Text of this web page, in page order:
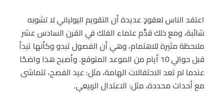
اعتقد الناس لعقودٍ عديدة أن التقويم اليولياني لا تشوبه
شائبة، ومع ذلك قدَّم علماء الفلك في القرن السادس عشر
ملاحظة مثيرة للاهتمام، وهي أن الفصول تبدو وكأنها تبدأ
قبل حوالي 10 أيام من الموعد المتوقع. وأصبح هذا واضحًا
عندما لم تعد الاحتفالات الهامة، مثل: عيد الفصح، تتماشى
مع أحداث محددة، مثل: الاعتدال الربيعي.